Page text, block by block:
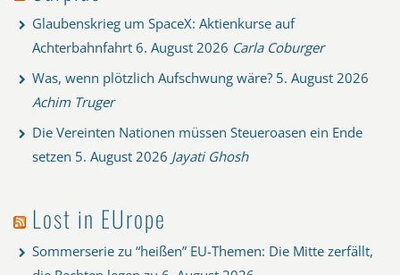
Glaubenskrieg um SpaceX: Aktienkurse auf
Achterbahnfahrt 6. August 2026 Carla Coburger
Was, wenn plötzlich Aufschwung wäre? 5. August 2026
Achim Truger
Die Vereinten Nationen müssen Steueroasen ein Ende
setzen 5. August 2026 Jayati Ghosh
Lost in EUrope
Sommerserie zu “heißen” EU-Themen: Die Mitte zerfällt,